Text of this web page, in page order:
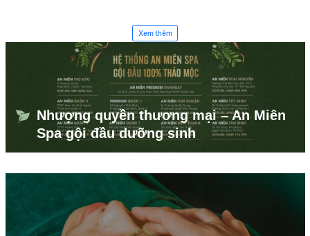
Xem thêm
Nhượng quyền thương mại – An Miên
Spa gội đầu dưỡng sinh